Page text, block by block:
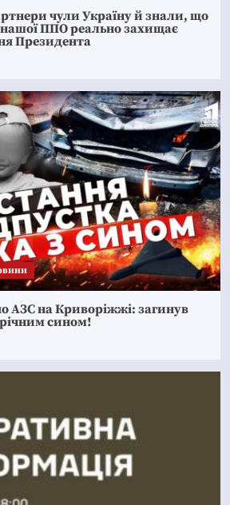
чули Україну й знали, що
ППО реально захищає
Президента
АЗС на Криворіжжі: загинув
сином!